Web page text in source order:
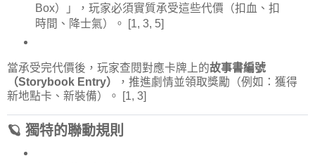
Box）」，玩家必須實質承受這些代價（扣血、扣
時間、降士氣）。
[1, 3, 5]
當承受完代價後，玩家查閱對應卡牌上的故事書編號
（Storybook Entry）
，推進劇情並領取獎勵（例如：獲得
新地點卡、新裝備）。
[1, 3]
🪐 獨特的聯動規則